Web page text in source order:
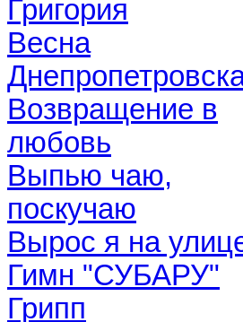
Григория
Весна
Возвращение в
любовь
Выпью чаю,
поскучаю
Вырос я на
Гимн "СУБАРУ"
Грипп